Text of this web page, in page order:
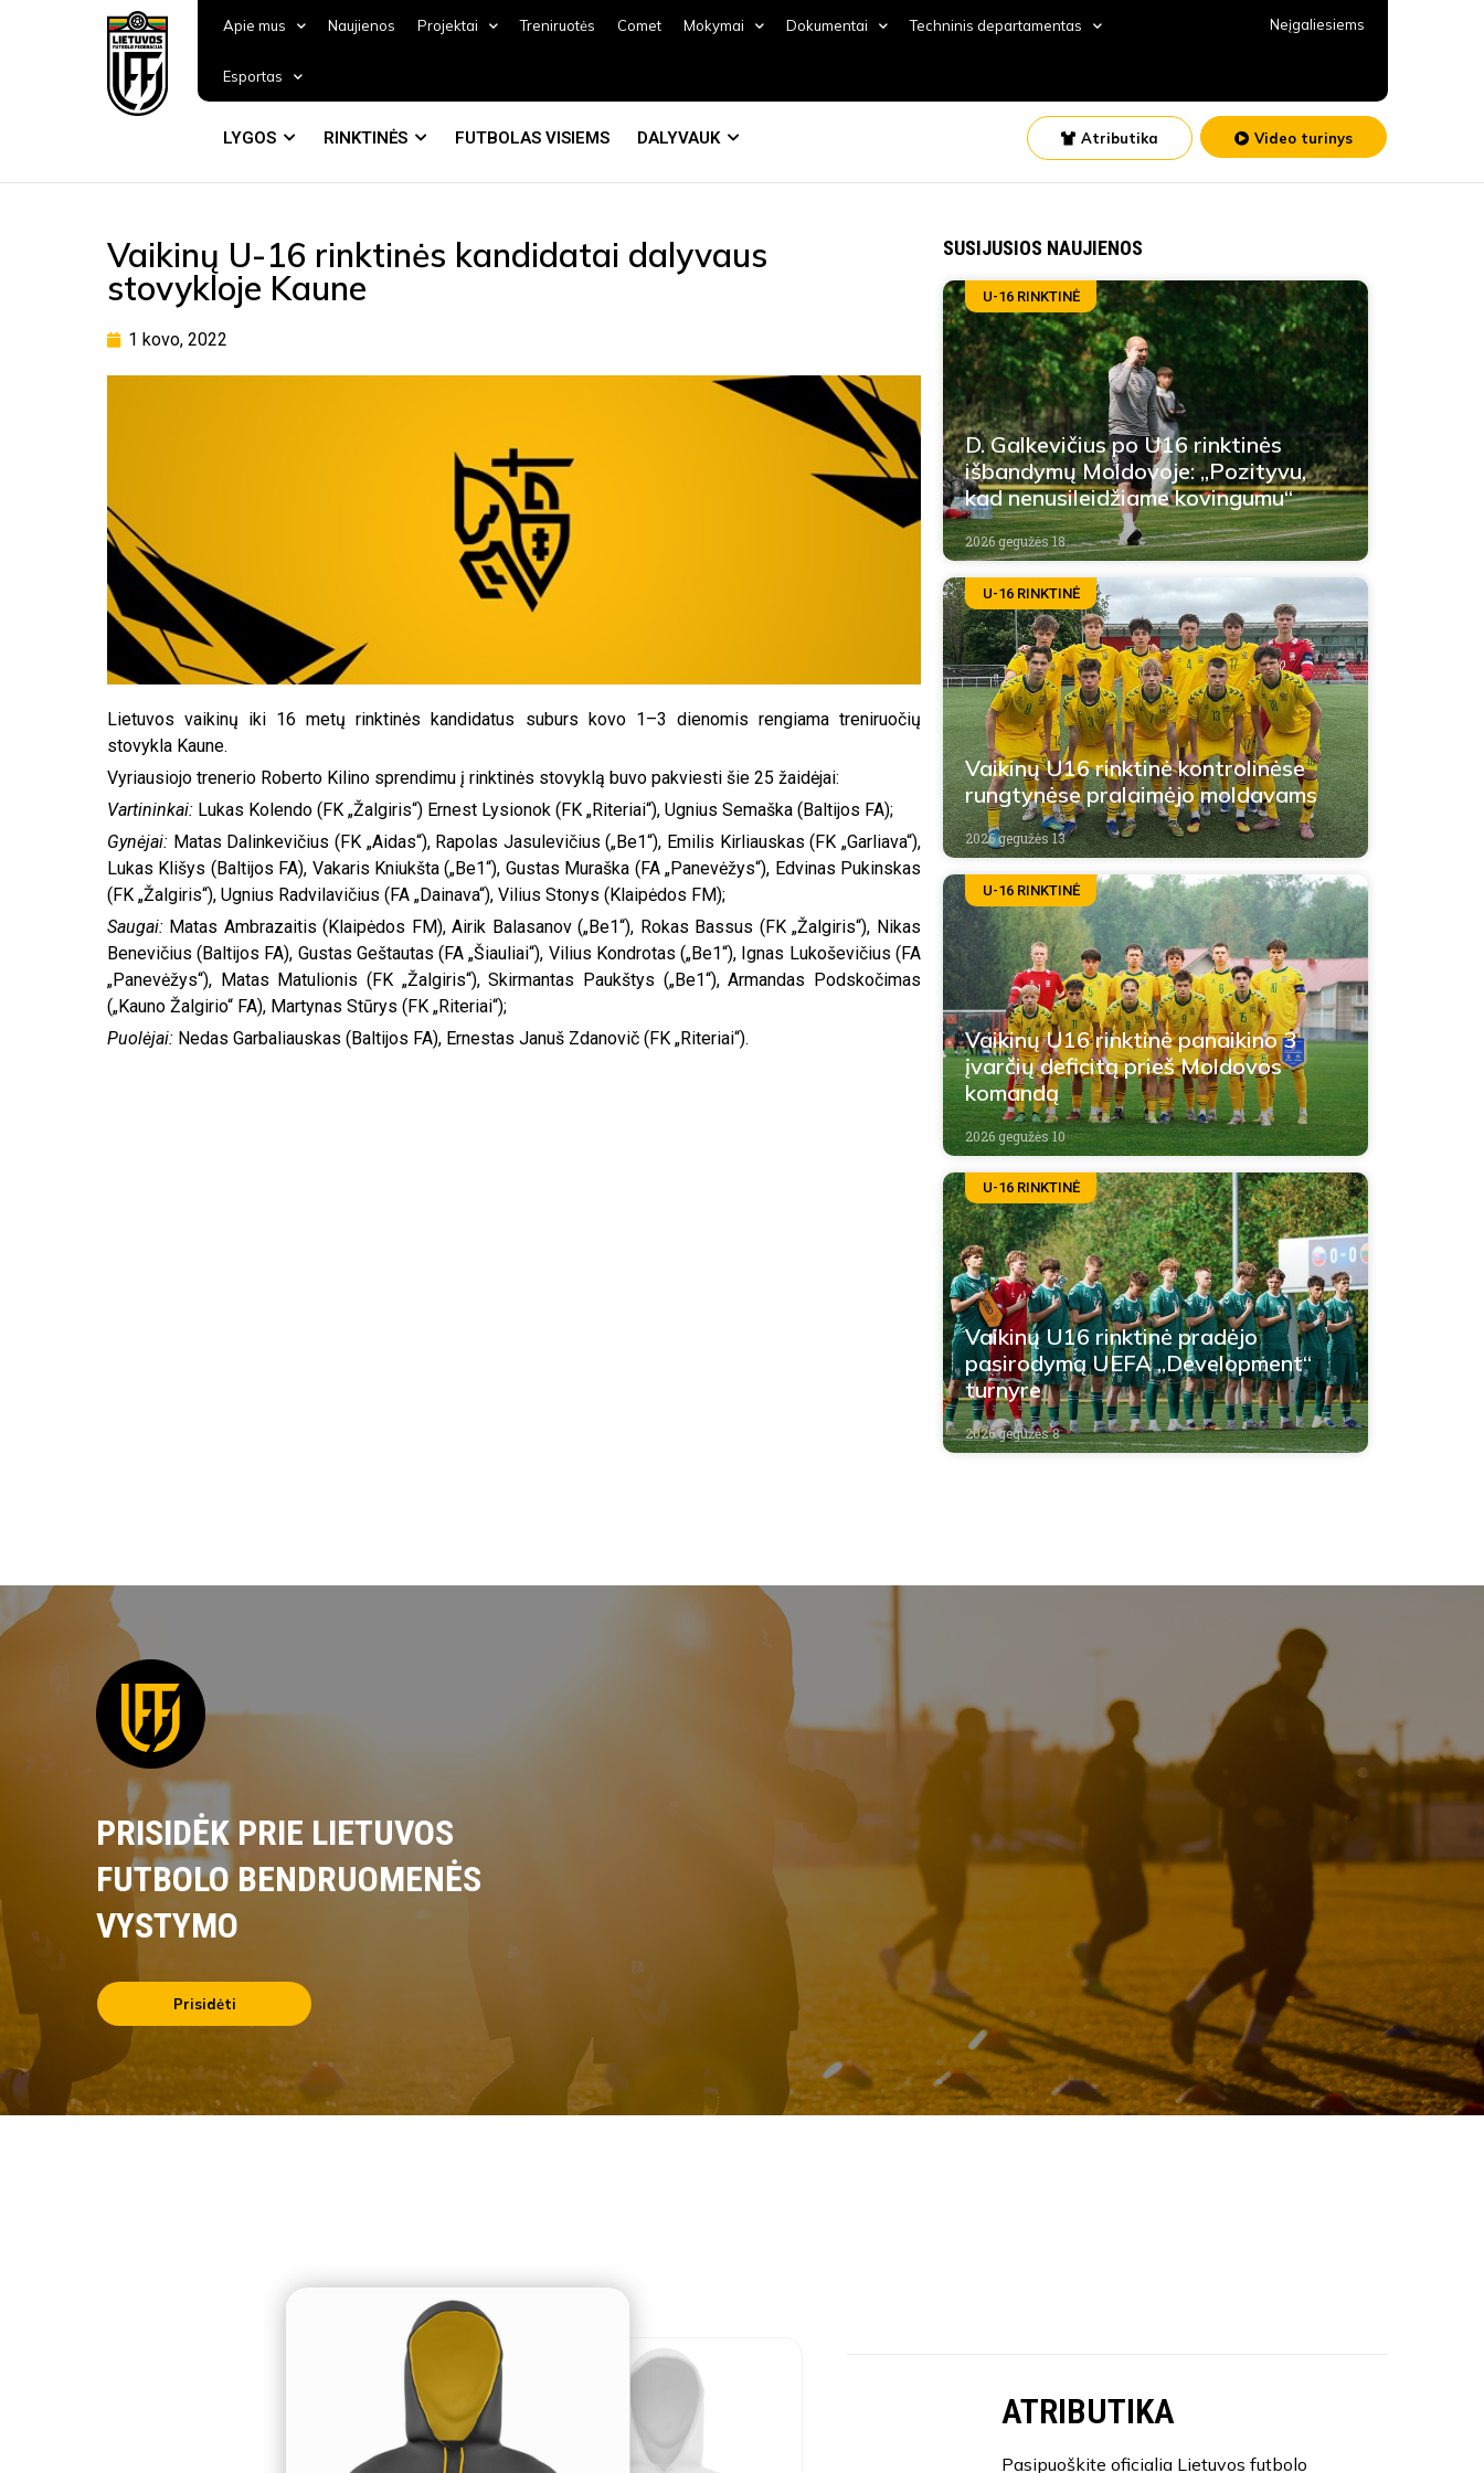
Apie mus Naujienos Projektai Treniruotės Comet Mokymai Dokumentai Techninis departamentas
Esportas
Neįgaliesiems
LYGOS RINKTINĖS FUTBOLAS VISIEMS DALYVAUK Atributika Video turinys
Vaikinų U-16 rinktinės kandidatai dalyvaus
stovykloje Kaune
1 kovo, 2022
Lietuvos vaikinų iki 16 metų rinktinės kandidatus suburs kovo 1–3 dienomis rengiama treniruočių
stovykla Kaune.
Vyriausiojo trenerio Roberto Kilino sprendimu į rinktinės stovyklą buvo pakviesti šie 25 žaidėjai:
Vartininkai: Lukas Kolendo (FK „Žalgiris“) Ernest Lysionok (FK „Riteriai“), Ugnius Semaška (Baltijos FA);
Gynėjai: Matas Dalinkevičius (FK „Aidas“), Rapolas Jasulevičius („Be1“), Emilis Kirliauskas (FK „Garliava“),
Lukas Klišys (Baltijos FA), Vakaris Kniukšta („Be1“), Gustas Muraška (FA „Panevėžys“), Edvinas Pukinskas
(FK „Žalgiris“), Ugnius Radvilavičius (FA „Dainava“), Vilius Stonys (Klaipėdos FM);
Saugai: Matas Ambrazaitis (Klaipėdos FM), Airik Balasanov („Be1“), Rokas Bassus (FK „Žalgiris“), Nikas
Benevičius (Baltijos FA), Gustas Geštautas (FA „Šiauliai“), Vilius Kondrotas („Be1“), Ignas Lukoševičius (FA
„Panevėžys“), Matas Matulionis (FK „Žalgiris“), Skirmantas Paukštys („Be1“), Armandas Podskočimas
(„Kauno Žalgirio“ FA), Martynas Stūrys (FK „Riteriai“);
Puolėjai: Nedas Garbaliauskas (Baltijos FA), Ernestas Januš Zdanovič (FK „Riteriai“).
SUSIJUSIOS NAUJIENOS
U-16 RINKTINĖ
D. Galkevičius po U16 rinktinės
išbandymų Moldovoje: „Pozityvu,
kad nenusileidžiame kovingumu“
2026 gegužės 18
U-16 RINKTINĖ
Vaikinų U16 rinktinė kontrolinėse
rungtynėse pralaimėjo moldavams
2026 gegužės 13
U-16 RINKTINĖ
Vaikinų U16 rinktinė panaikino 3
įvarčių deficitą prieš Moldovos
komandą
2026 gegužės 10
U-16 RINKTINĖ
Vaikinų U16 rinktinė pradėjo
pasirodymą UEFA „Development“
turnyre
2026 gegužės 8
PRISIDĖK PRIE LIETUVOS
FUTBOLO BENDRUOMENĖS
VYSTYMO
Prisidėti
ATRIBUTIKA
Pasipuoškite oficialia Lietuvos futbolo